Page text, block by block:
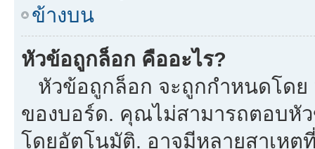
ข้างบน
หัวข้อถูกล็อก คืออะไร?
หัวข้อถูกล็อก จะถูกกำหนดโดย
ของบอร์ด. คุณไม่สามารถตอบหั
โดยอัตโนมัติ. อาจมีหลายสาเหตุ